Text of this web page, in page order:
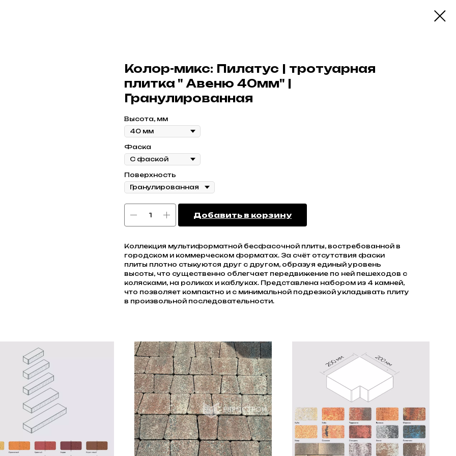
Колор-микс: Пилатус | тротуарная
плитка " Авеню 40мм" |
Гранулированная
Высота, мм
Фаска
Поверхность
Добавить в корзину
Коллекция мультиформатной бесфасочной плиты, востребованной в
городском и коммерческом форматах. За счёт отсутствия фаски
плиты плотно стыкуются друг с другом, образуя единый уровень
высоты, что существенно облегчает передвижение по ней пешеходов с
колясками, на роликах и каблуках. Представлена набором из 4 камней,
что позволяет компактно и с минимальной подрезкой укладывать плиту
в произвольной последовательности.